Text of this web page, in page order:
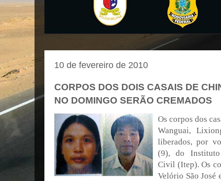
10 de fevereiro de 2010
CORPOS DOS DOIS CASAIS DE
NO DOMINGO SERÃO CREMADOS
Os corpos dos
Wanguai,
liberados, por
(9), do
Civil (Itep). Os
Velório São José